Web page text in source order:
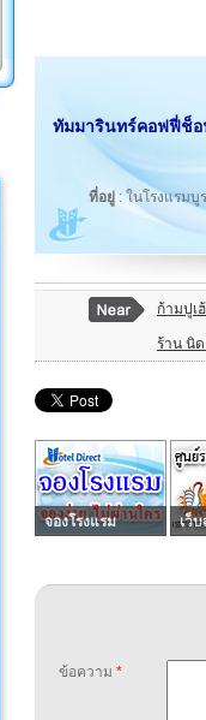
ทัมมารินทร์คอฟฟี่ช็
ที่อยู่ : ในโรงแรม
ก้ามปูเ
ร้าน นิ
จองโรงแรม เว็บ
ข้อความ *